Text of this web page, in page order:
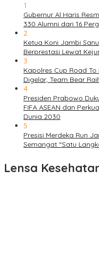
1
Gubernur Al Haris
330 Alumni dari 16
2
Ketua Koni Jambi
Berprestasi Lewat
3
Kapolres Cup Road To
Digelar, Team Bear
4
Presiden Prabowo
FIFA ASEAN dan
Dunia 2030
5
Presisi Merdeka Run
Semangat “Satu
Lensa